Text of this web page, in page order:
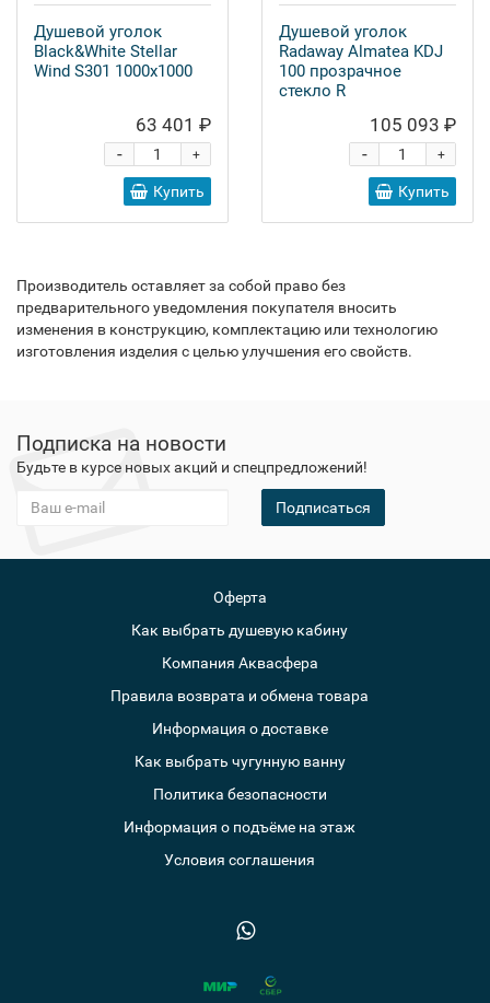
Душевой уголок
Black&White Stellar
Wind S301 1000х1000
63 401 ₽
+
-
Купить
Душевой уголок
Radaway Almatea KDJ
100 прозрачное
стекло R
105 093 ₽
+
-
Купить
Производитель оставляет за собой право без
предварительного уведомления покупателя вносить
изменения в конструкцию, комплектацию или технологию
изготовления изделия с целью улучшения его свойств.
Подписка на новости
Будьте в курсе новых акций и спецпредложений!
Подписаться
Оферта
Как выбрать душевую кабину
Компания Аквасфера
Правила возврата и обмена товара
Информация о доставке
Как выбрать чугунную ванну
Политика безопасности
Информация о подъёме на этаж
Условия соглашения